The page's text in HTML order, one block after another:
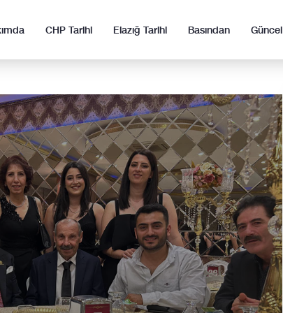
CHP Tarihi Elazığ Tarihi Basından Güncel